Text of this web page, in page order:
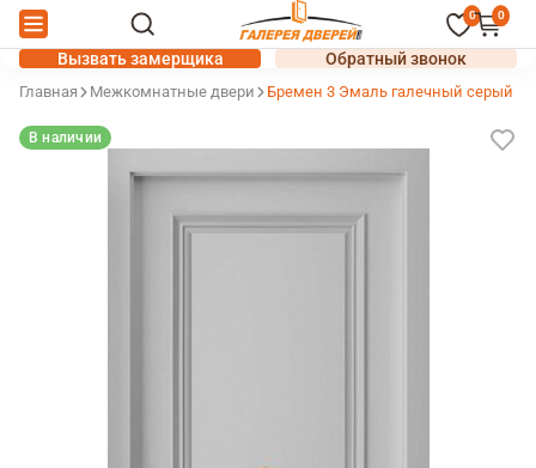
0 0
Вызвать замерщика Обратный звонок
Главная Межкомнатные двери Бремен 3 Эмаль галечный серый
В наличии